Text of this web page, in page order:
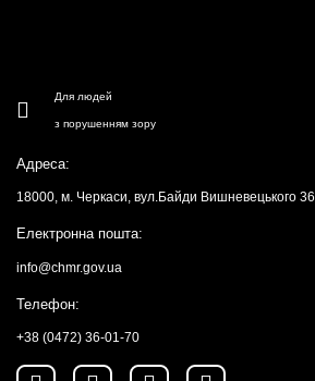
Для людей
з порушенням зору
Адреса:
18000, м. Черкаси, вул.Байди Вишневецького 36
Електронна пошта:
info@chmr.gov.ua
Телефон:
+38 (0472) 36-01-70